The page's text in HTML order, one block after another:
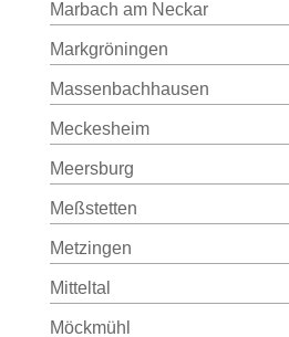
Marbach am Neckar
Markgröningen
Massenbachhausen
Meckesheim
Meersburg
Meßstetten
Metzingen
Mitteltal
Möckmühl